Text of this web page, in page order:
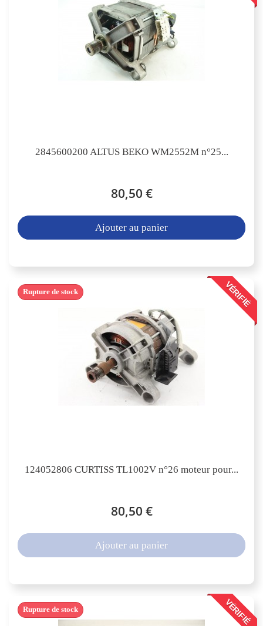
2845600200 ALTUS BEKO WM2552M n°25...
80,50 €
Ajouter au panier
VÉRIFIÉ
124052806 CURTISS TL1002V n°26 moteur pour...
80,50 €
Rupture de stock
Ajouter au panier
VÉRIFIÉ
Rupture de stock